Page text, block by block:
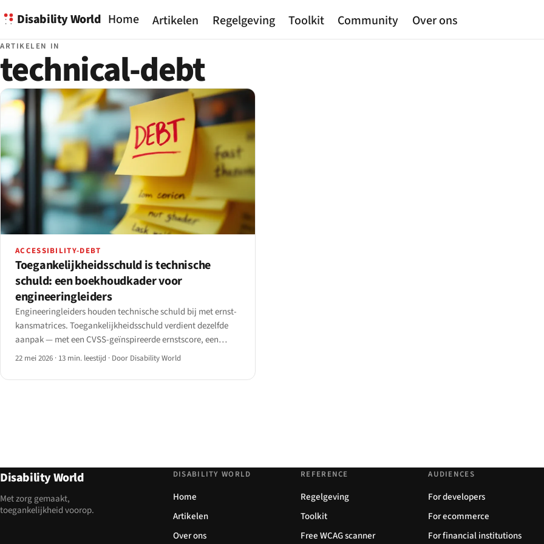
Disability World Home Artikelen Regelgeving Toolkit Community Over ons
ARTIKELEN IN
technical-debt
ACCESSIBILITY-DEBT
Toegankelijkheidsschuld is technische
schuld: een boekhoudkader voor
engineeringleiders
Engineeringleiders houden technische schuld bij met ernst-
kansmatrices. Toegankelijkheidsschuld verdient dezelfde
aanpak — met een CVSS-geïnspireerde ernstscore, een
herstelkostenschatter, een portfolioweergave en een
22 mei 2026 · 13 min. leestijd · Door Disability World
Disability World
Met zorg gemaakt,
toegankelijkheid voorop.
DISABILITY WORLD
Home
Artikelen
Over ons
REFERENCE
Regelgeving
Toolkit
Free WCAG scanner
AUDIENCES
For developers
For ecommerce
For financial institutions